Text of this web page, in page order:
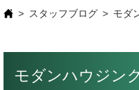
スタッフブログ モダ
モダンハウジン